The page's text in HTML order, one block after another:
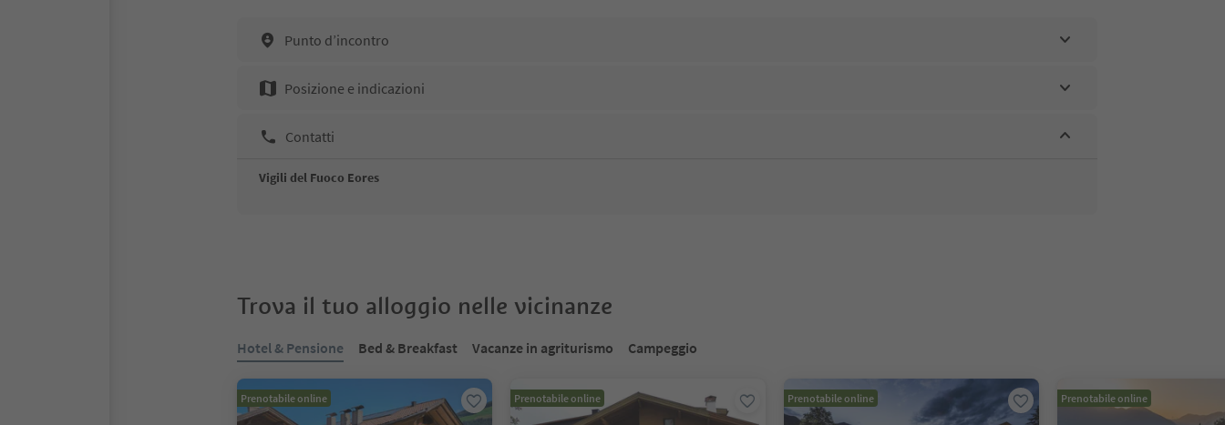
Punto d’incontro
Posizione e indicazioni
Contatti
Vigili del Fuoco Eores
Trova il tuo alloggio nelle vicinanze
Hotel & Pensione Bed & Breakfast Vacanze in agriturismo Campeggio
Prenotabile online Prenotabile online Prenotabile online Prenotabile online